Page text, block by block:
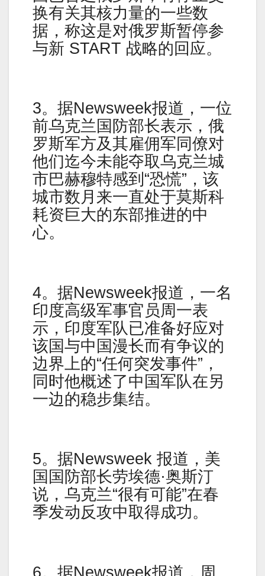
换有关其核力量的一些数
据，称这是对俄罗斯暂停参
与新 START 战略的回应。
3。据Newsweek报道，一位
前乌克兰国防部长表示，俄
罗斯军方及其雇佣军同僚对
他们迄今未能夺取乌克兰城
市巴赫穆特感到“恐慌”，该
城市数月来一直处于莫斯科
耗资巨大的东部推进的中
心。
4。据Newsweek报道，一名
印度高级军事官员周一表
示，印度军队已准备好应对
该国与中国漫长而有争议的
边界上的“任何突发事件”，
同时他概述了中国军队在另
一边的稳步集结。
5。据Newsweek 报道，美
国国防部长劳埃德·奥斯汀
说，乌克兰“很有可能”在春
季发动反攻中取得成功。
6。据Newsweek报道，周